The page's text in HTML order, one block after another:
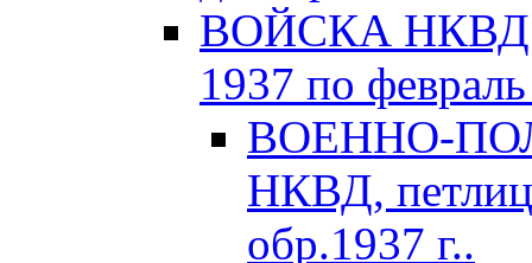
ВОЙСКА НКВД
1937 по
ВОЕННО-
НКВД,
обр.1937 г..